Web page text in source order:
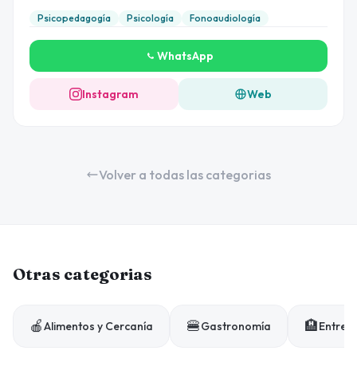
Psicopedagogía
Psicología Fonoaudiología
WhatsApp
Instagram Web
Volver a todas las categorias
Otras categorias
🍎Alimentos y Cercanía 🍔Gastronomía 🏨